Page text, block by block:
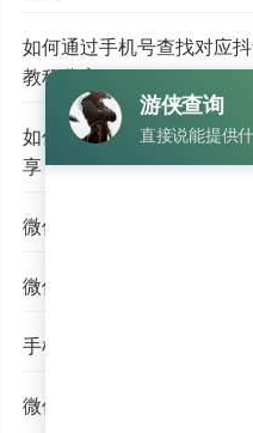
如何通过手机号查找对应
教程分享
如何通过微信查完整手机
享
微信怎么查绑定手机号详细
微信怎么查询手机号码详细
手机号查微信账号详细教程
微信如何查询好友手机号方